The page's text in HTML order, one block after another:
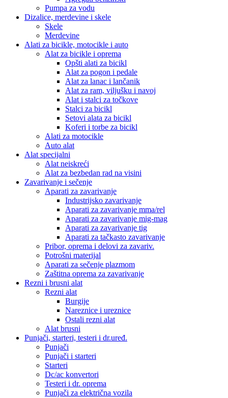
Pumpa za vodu
Dizalice, merdevine i skele
Skele
Merdevine
Alati za bicikle, motocikle i auto
Alat za bicikle i oprema
Opšti alati za bicikl
Alat za pogon i pedale
Alat za lanac i lančanik
Alat za ram, viljušku i navoj
Alat i stalci za točkove
Stalci za bicikl
Setovi alata za bicikl
Koferi i torbe za bicikl
Alati za motocikle
Auto alat
Alat specijalni
Alat neiskreći
Alat za bezbedan rad na visini
Zavarivanje i sečenje
Aparati za zavarivanje
Industrijsko zavarivanje
Aparati za zavarivanje mma/rel
Aparati za zavarivanje mig-mag
Aparati za zavarivanje tig
Aparati za tačkasto zavarivanje
Pribor, oprema i delovi za zavariv.
Potrošni materijal
Aparati za sečenje plazmom
Zaštitna oprema za zavarivanje
Rezni i brusni alat
Rezni alat
Burgije
Nareznice i ureznice
Ostali rezni alat
Alat brusni
Punjači, starteri, testeri i dr.uređ.
Punjači
Punjači i starteri
Starteri
Dc/ac konvertori
Testeri i dr. oprema
Punjači za električna vozila